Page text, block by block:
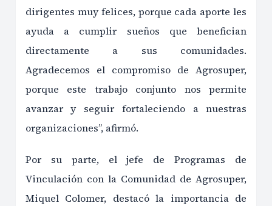
dirigentes muy felices, porque cada aporte les
ayuda a cumplir sueños que benefician
directamente a sus comunidades.
Agradecemos el compromiso de Agrosuper,
porque este trabajo conjunto nos permite
avanzar y seguir fortaleciendo a nuestras
organizaciones”, afirmó.
Por su parte, el jefe de Programas de
Vinculación con la Comunidad de Agrosuper,
Miquel Colomer, destacó la importancia de